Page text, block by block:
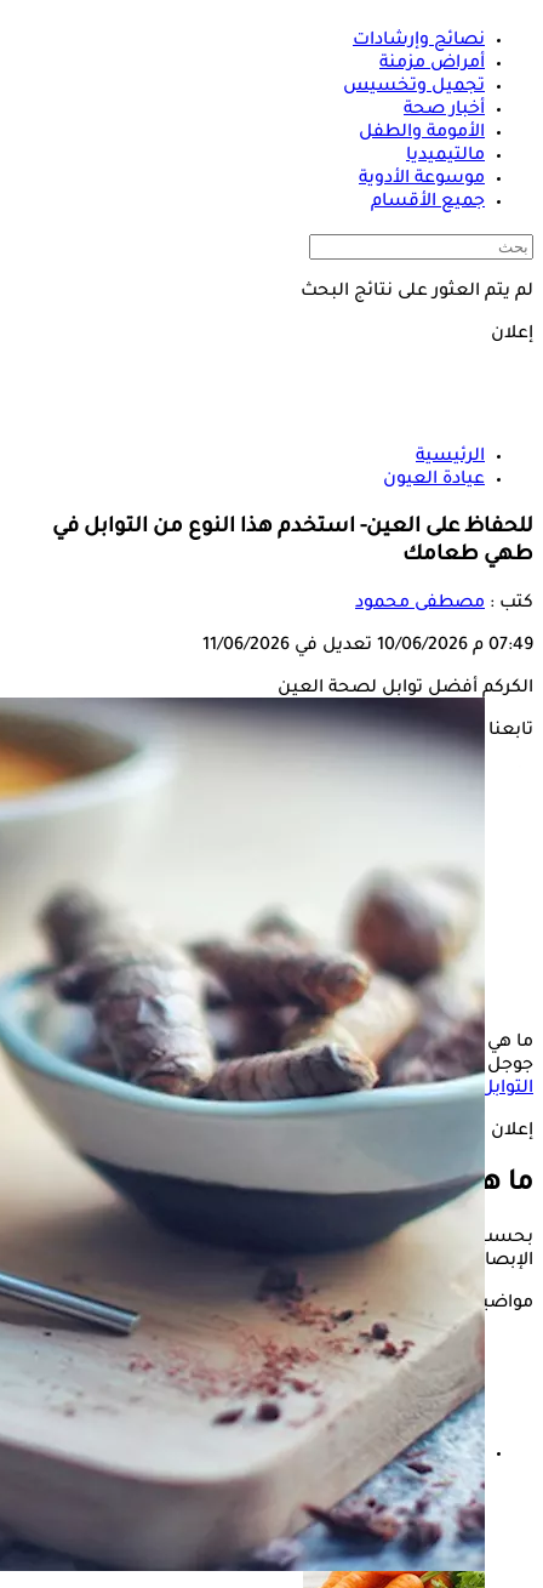
نصائح وإرشادات
أمراض مزمنة
تجميل وتخسيس
أخبار صحة
الأمومة والطفل
مالتيميديا
موسوعة الأدوية
جميع الأقسام
لم يتم العثور على نتائج البحث
إعلان
الرئيسية
عيادة العيون
للحفاظ على العين- استخدم هذا النوع من التوابل في
طهي طعامك
كتب : مصطفى محمود
07:49 م 10/06/2026 تعديل في 11/06/2026
الكركم أفضل توابل لصحة العين
تابعنا على
ما هي الأعشاب المفيدة للعين؟ يتكرر هذ السؤال على محرك بحث
جوجل باستمرار، لأن الكثير من الأشخاص يرغبون في معرفة أفضل
التوابللصحة العيون.
إعلان
ما هي الأعشاب المفيدة لصحة العين؟
الإبصار، ويرجع السبب إلى تعدد الفوائد التي يقدمها لصحة العين.
مواضيع ذات صلة
طبيب يحذرمن الدوخة: العين سبب الدوار في هذه الحالات